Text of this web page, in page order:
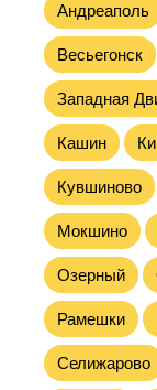
Андреаполь
Весьегонск
Западная
Кашин
Кувшиново
Мокшино
Озерный
Рамешки
Селижарово